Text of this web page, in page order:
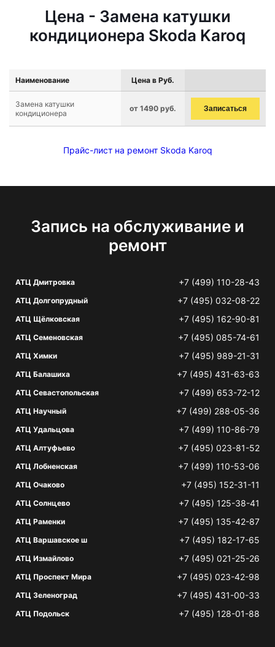
Цена - Замена катушки
кондиционера Skoda Karoq
Наименование Цена в Руб.
Замена катушки
кондиционера
от 1490 руб. Записаться
Прайс-лист на ремонт Skoda Karoq
Запись на обслуживание и
ремонт
АТЦ Дмитровка +7 (499) 110-28-43
АТЦ Долгопрудный +7 (495) 032-08-22
АТЦ Щёлковская +7 (495) 162-90-81
АТЦ Семеновская +7 (495) 085-74-61
АТЦ Химки +7 (495) 989-21-31
АТЦ Балашиха +7 (495) 431-63-63
АТЦ Севастопольская +7 (499) 653-72-12
АТЦ Научный +7 (499) 288-05-36
АТЦ Удальцова +7 (499) 110-86-79
АТЦ Алтуфьево +7 (495) 023-81-52
АТЦ Лобненская +7 (499) 110-53-06
АТЦ Очаково +7 (495) 152-31-11
АТЦ Солнцево +7 (495) 125-38-41
АТЦ Раменки +7 (495) 135-42-87
АТЦ Варшавское ш +7 (495) 182-17-65
АТЦ Измайлово +7 (495) 021-25-26
АТЦ Проспект Мира +7 (495) 023-42-98
АТЦ Зеленоград +7 (495) 431-00-33
АТЦ Подольск +7 (495) 128-01-88